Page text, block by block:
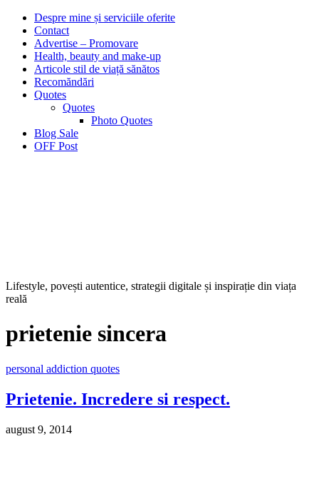
Despre mine și serviciile oferite
Contact
Advertise – Promovare
Health, beauty and make-up
Articole stil de viață sănătos
Recomăndări
Quotes
Quotes
Photo Quotes
Blog Sale
OFF Post
Lifestyle, povești autentice, strategii digitale și inspirație din viața
reală
prietenie sincera
personal addiction quotes
Prietenie. Incredere si respect.
august 9, 2014